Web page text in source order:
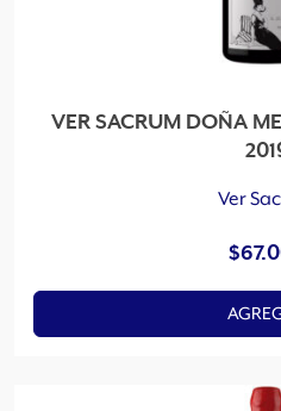
VER SACRUM DOÑA
Ver
$